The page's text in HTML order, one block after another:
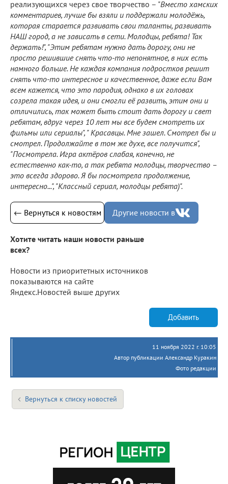
реализующихся через свое творчество – "Вместо хамских
комментариев, лучше бы взяли и поддержали молодёжь,
которая старается развивать свои таланты, развивать
НАШ город, а не зависать в сети. Молодцы, ребята! Так
держать!", "Этим ребятам нужно дать дорогу, они не
просто решившие снять что-то непонятное, в них есть
намного больше. Не каждая компания подростков решит
снять что-то интересное и качественное, даже если Вам
всем кажется, что это пародия, однако в их головах
созрела такая идея, и они смогли её развить, этим они и
отличились, так может быть стоит дать дорогу и свет
ребятам, вдруг через 10 лет мы все будем смотреть их
фильмы или сериалы", " Красавцы. Мне зашел. Смотрел бы и
смотрел. Продолжайте в том же духе, все получится",
"Посмотрела. Игра актёров слабая, конечно, не
естественно как-то, а так ребята молодцы, творчество –
это всегда здорово. Я бы посмотрела продолжение,
интересно...", "Классный сериал, молодцы ребята)".
← Вернуться к новостям Другие новости в
Хотите читать наши новости раньше
всех?
Новости из приоритетных источников
показываются на сайте
Яндекс.Новостей выше других
Добавить
11 ноября 2022 г. 10:05
Автор публикации Александр Куракин
Фото редакции
Вернуться к списку новостей